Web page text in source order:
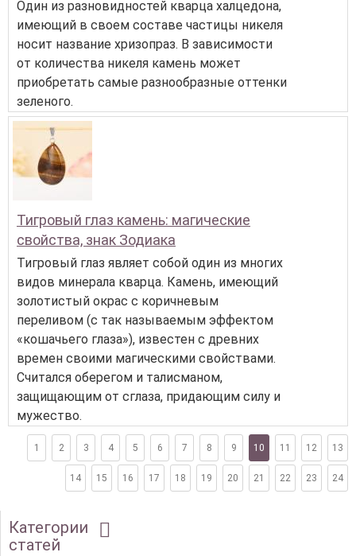
Один из разновидностей кварца халцедона,
имеющий в своем составе частицы никеля
носит название хризопраз. В зависимости
от количества никеля камень может
приобретать самые разнообразные оттенки
зеленого.
Тигровый глаз камень: магические
свойства, знак Зодиака
Тигровый глаз являет собой один из многих
видов минерала кварца. Камень, имеющий
золотистый окрас с коричневым
переливом (с так называемым эффектом
«кошачьего глаза»), известен с древних
времен своими магическими свойствами.
Считался оберегом и талисманом,
защищающим от сглаза, придающим силу и
мужество.
1 2 3 4 5 6 7 8 9 10 11 12 13
14 15 16 17 18 19 20 21 22 23 24
Категории
статей